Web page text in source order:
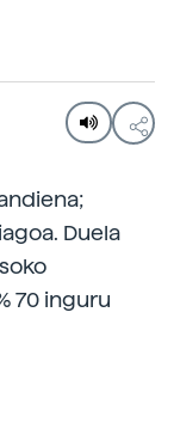
Duela
70 inguru